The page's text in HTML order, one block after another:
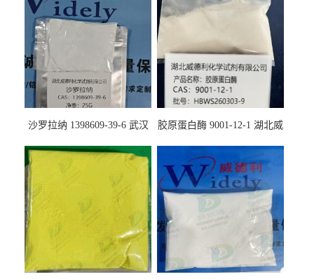
沙罗拉纳 1398609-39-6 武汉
胶原蛋白酶 9001-12-1 湖北威